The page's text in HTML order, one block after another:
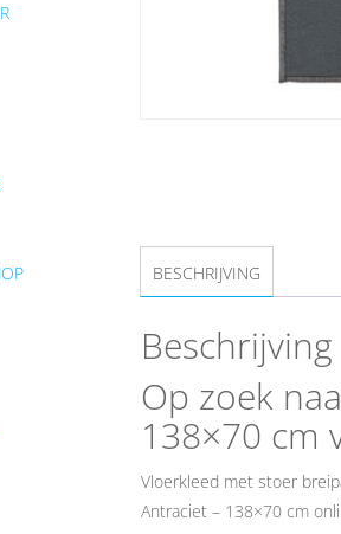
BESCHRIJVING
Beschrijving
Op zoek
138×70 cm
Vloerkleed met stoer
Antraciet – 138×70 cm